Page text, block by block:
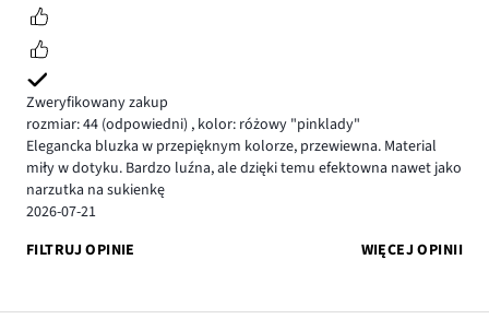
Zweryfikowany zakup
rozmiar: 44 (odpowiedni) , kolor: różowy "pinklady"
Elegancka bluzka w przepięknym kolorze, przewiewna. Material
miły w dotyku. Bardzo luźna, ale dzięki temu efektowna nawet jako
narzutka na sukienkę
2026-07-21
FILTRUJ OPINIE
WIĘCEJ OPINII